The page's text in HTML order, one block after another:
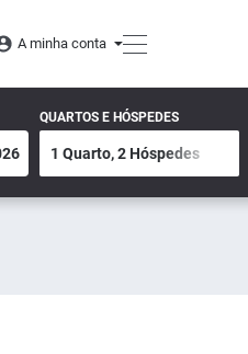
A minha conta
QUARTOS E HÓSPEDES